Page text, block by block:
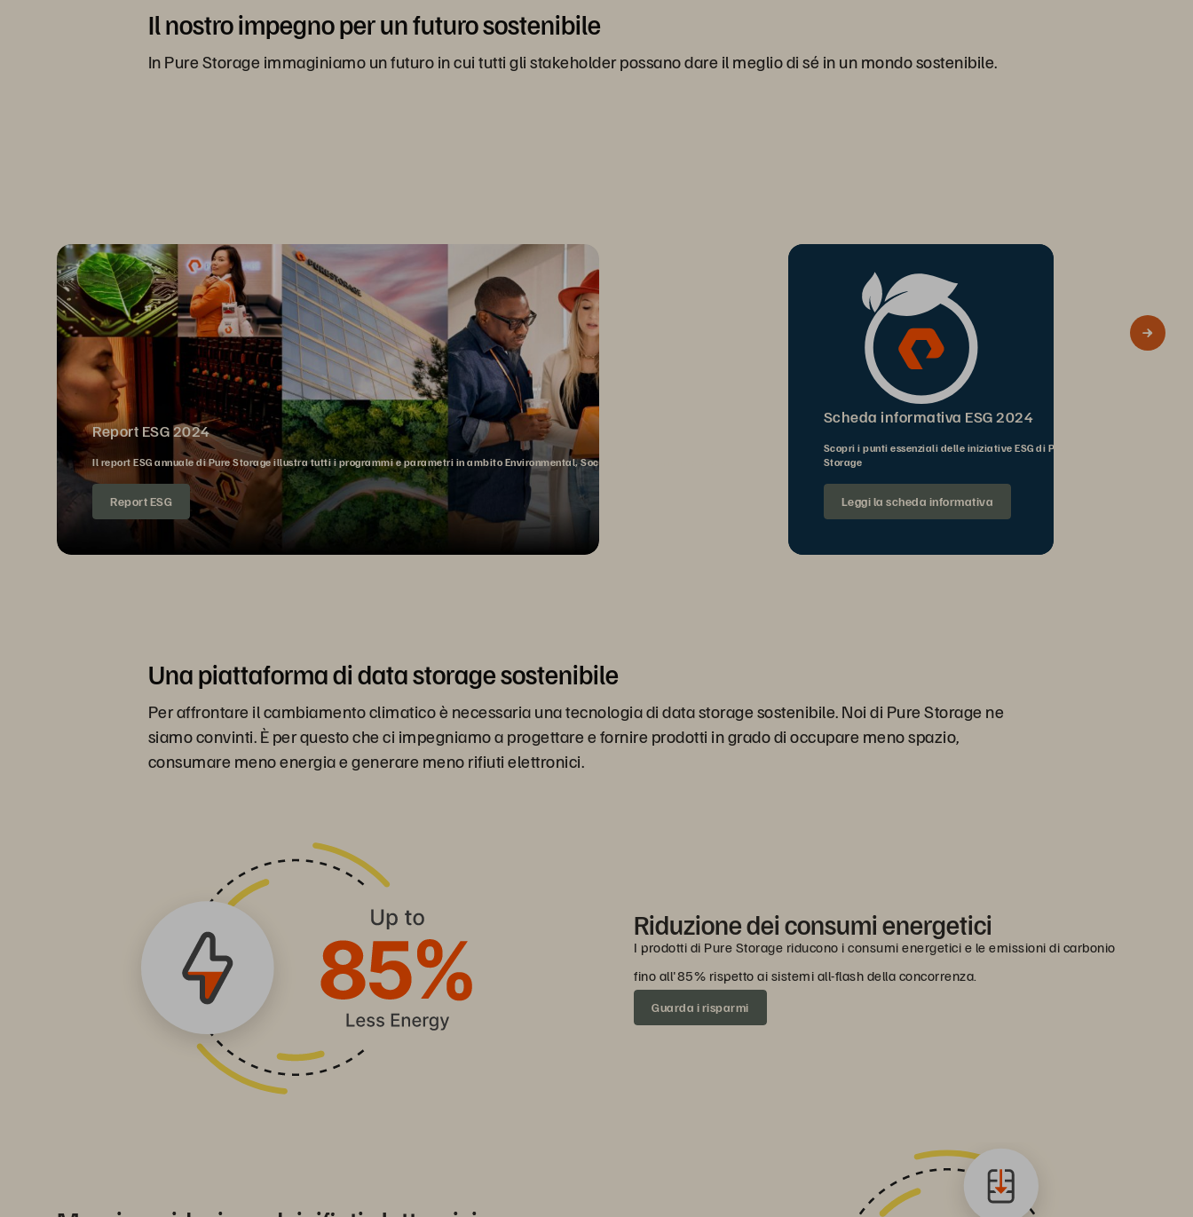
Il nostro impegno per un futuro sostenibile
In Pure Storage immaginiamo un futuro in cui tutti gli stakeholder possano dare il meglio di sé in un mondo sostenibile.
Report ESG 2024
Il report ESG annuale di Pure Storage illustra tutti i programmi e parametri in ambito Environmental, Social, and Governance (ESG).
Report ESG
Scheda informativa ESG 2024
Scopri i punti essenziali delle iniziative ESG di Pure
Storage
Leggi la scheda informativa
Una piattaforma di data storage sostenibile
Per affrontare il cambiamento climatico è necessaria una tecnologia di data storage sostenibile. Noi di Pure Storage ne
siamo convinti. È per questo che ci impegniamo a progettare e fornire prodotti in grado di occupare meno spazio,
consumare meno energia e generare meno rifiuti elettronici.
Riduzione dei consumi energetici
I prodotti di Pure Storage riducono i consumi energetici e le emissioni di carbonio
fino all'85% rispetto ai sistemi all-flash della concorrenza.
Guarda i risparmi